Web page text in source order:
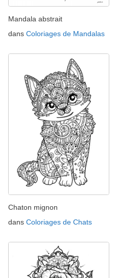
Mandala abstrait
dans Coloriages de Mandalas
Chaton mignon
dans Coloriages de Chats